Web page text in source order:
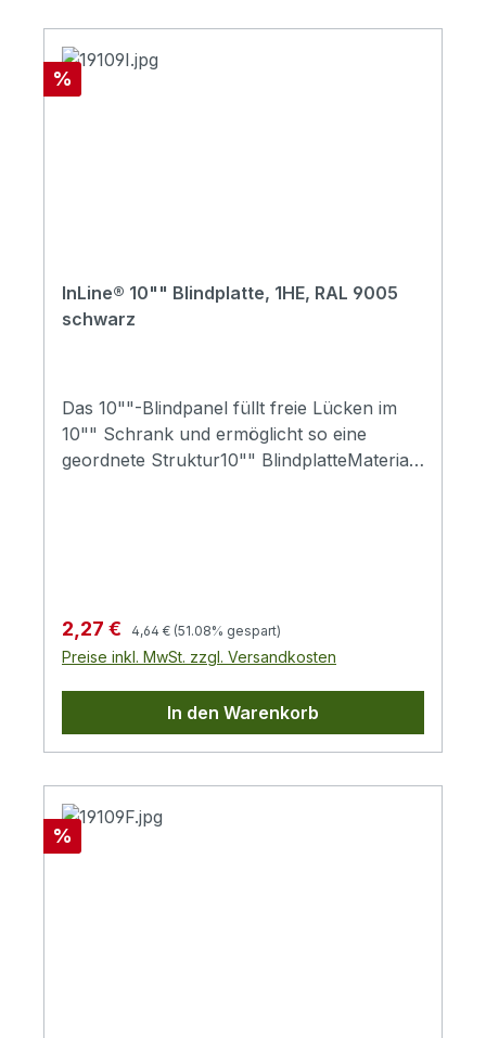
Rabatt
%
InLine® 10"" Blindplatte, 1HE, RAL 9005
schwarz
Das 10""-Blindpanel füllt freie Lücken im
10"" Schrank und ermöglicht so eine
geordnete Struktur10"" BlindplatteMaterial:
Verkaufspreis:
2,27 € Regulärer Preis:
4,64 € (51.08% gespart)
Preise inkl. MwSt. zzgl. Versandkosten
In den Warenkorb
Rabatt
%